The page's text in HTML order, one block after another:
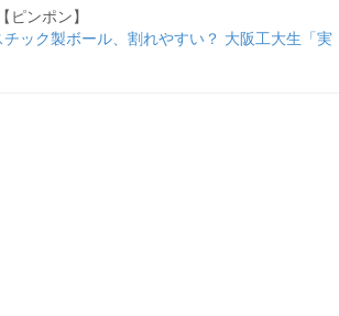
ンポン】
ック製ボール、割れやすい？ 大阪工大生「実